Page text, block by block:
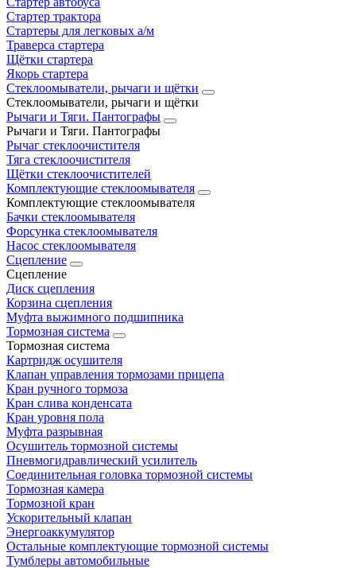
Стартер трактора
Стартеры для легковых а/м
Траверса стартера
Щётки стартера
Якорь стартера
Стеклоомыватели, рычаги и щётки
Стеклоомыватели, рычаги и щётки
Рычаги и Тяги. Пантографы
Рычаги и Тяги. Пантографы
Рычаг стеклоочистителя
Тяга стеклоочистителя
Щётки стеклоочистителей
Комплектующие стеклоомывателя
Комплектующие стеклоомывателя
Бачки стеклоомывателя
Форсунка стеклоомывателя
Насос стеклоомывателя
Сцепление
Сцепление
Диск сцепления
Корзина сцепления
Муфта выжимного подшипника
Тормозная система
Тормозная система
Картридж осушителя
Клапан управления тормозами прицепа
Кран ручного тормоза
Кран слива конденсата
Кран уровня пола
Муфта разрывная
Осушитель тормозной системы
Пневмогидравлический усилитель
Соединительная головка тормозной системы
Тормозная камера
Тормозной кран
Ускорительный клапан
Энергоаккумулятор
Остальные комплектующие тормозной системы
Тумблеры автомобильные